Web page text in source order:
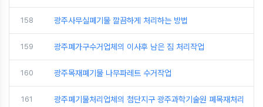
158 광주사무실폐기물 깔끔하게 처리하는 방법
159 광주폐가구수거업체의 이사후 남은 짐 처리작업
160 광주목재폐기물 나무파레트 수거작업
161 광주폐기물처리업체의 첨단지구 광주과학기술원 폐목재처리